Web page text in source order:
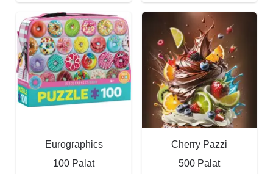
Eurographics
100 Palat
Cherry Pazzi
500 Palat